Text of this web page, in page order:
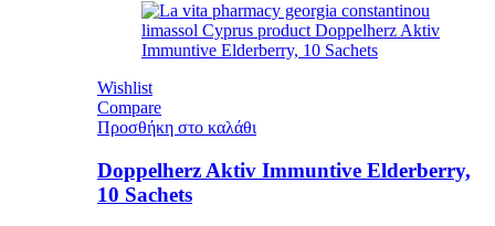
Wishlist
Compare
Προσθήκη στο καλάθι
Doppelherz Aktiv Immuntive Elderberry,
10 Sachets